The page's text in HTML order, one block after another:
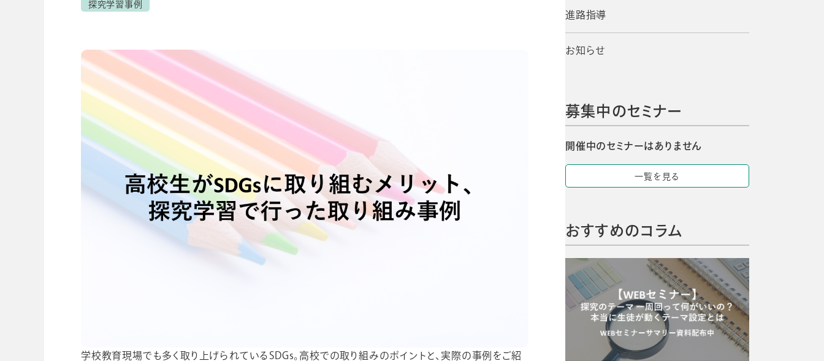
会社情報グループ会社 プライバシーポリシー
ビジネスツール事業 企業情報
探究学習事例
学校教育現場でも多く取り上げられているSDGs。高校での取り組みのポイントと、実際の事例をご紹
進路指導
お知らせ
募集中のセミナー
開催中のセミナーはありません
一覧を見る
おすすめのコラム